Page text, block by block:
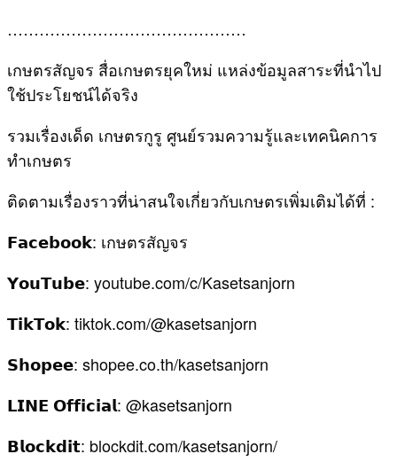
………………………………………
เกษตรสัญจร สื่อเกษตรยุคใหม่ แหล่งข้อมูลสาระที่นำไป
ใช้ประโยชน์ได้จริง
รวมเรื่องเด็ด เกษตรกูรู ศูนย์รวมความรู้และเทคนิคการ
ทำเกษตร
ติดตามเรื่องราวที่น่าสนใจเกี่ยวกับเกษตรเพิ่มเติมได้ที่ :
𝗙𝗮𝗰𝗲𝗯𝗼𝗼𝗸: เกษตรสัญจร
𝗬𝗼𝘂𝗧𝘂𝗯𝗲: youtube.com/c/Kasetsanjorn
𝗧𝗶𝗸𝗧𝗼𝗸: tiktok.com/@kasetsanjorn
𝗦𝗵𝗼𝗽𝗲𝗲: shopee.co.th/kasetsanjorn
𝗟𝗜𝗡𝗘 𝗢𝗳𝗳𝗶𝗰𝗶𝗮𝗹: @kasetsanjorn
𝗕𝗹𝗼𝗰𝗸𝗱𝗶𝘁: blockdit.com/kasetsanjorn/